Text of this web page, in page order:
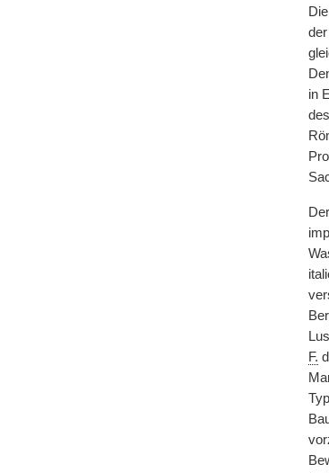
in
F.